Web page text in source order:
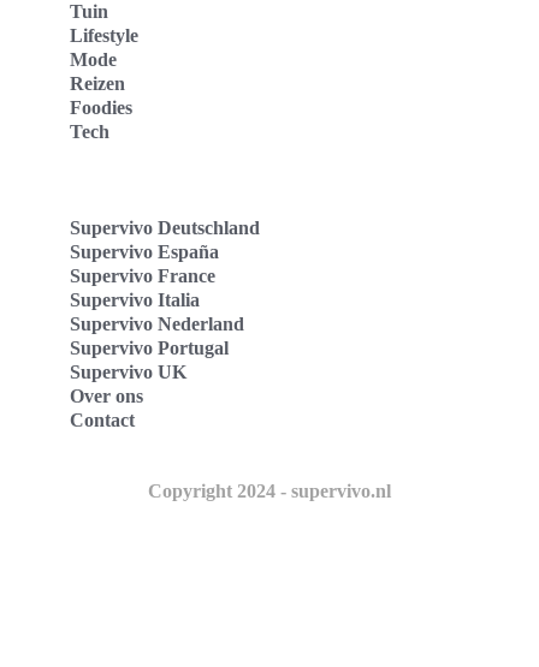
Tuin
Lifestyle
Mode
Reizen
Foodies
Tech
Supervivo Deutschland
Supervivo España
Supervivo France
Supervivo Italia
Supervivo Nederland
Supervivo Portugal
Supervivo UK
Over ons
Contact
Copyright 2024 - supervivo.nl